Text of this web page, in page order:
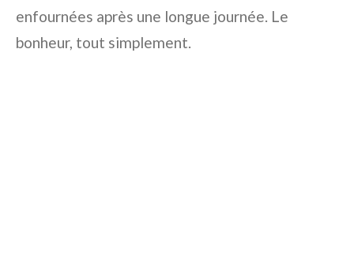
enfournées après une longue journée. Le
bonheur, tout simplement.